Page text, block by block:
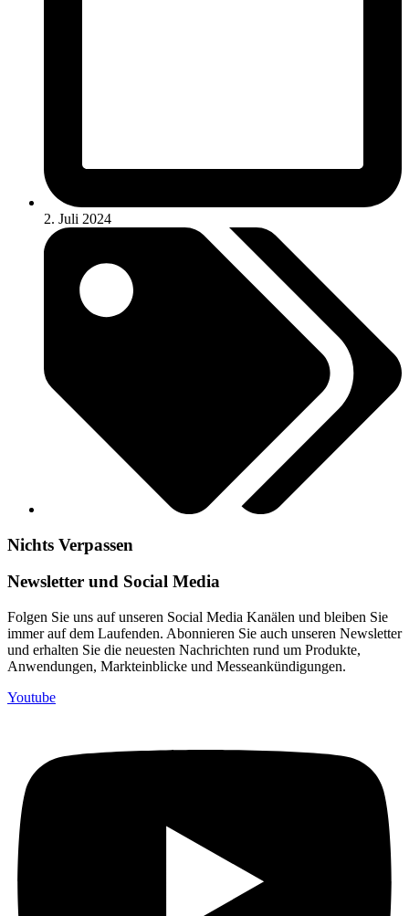
2. Juli 2024
Nichts Verpassen
Newsletter und Social Media
Folgen Sie uns auf unseren Social Media Kanälen und bleiben Sie
immer auf dem Laufenden. Abonnieren Sie auch unseren Newsletter
und erhalten Sie die neuesten Nachrichten rund um Produkte,
Anwendungen, Markteinblicke und Messeankündigungen.
Youtube